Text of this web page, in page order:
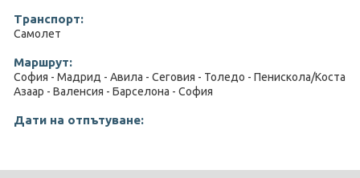
Транспорт:
Самолет
Маршрут:
София - Мадрид - Авила - Сеговия - Толедо - Пенискола/Коста
Азаар - Валенсия - Барселона - София
Дати на отпътуване: